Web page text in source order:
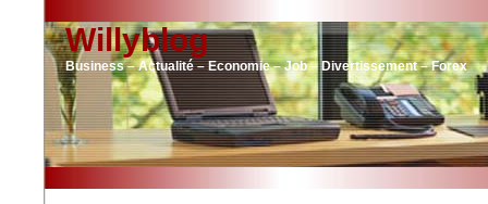
Willyblog
Business – Actualité – Economie – Job – Divertissement – Forex